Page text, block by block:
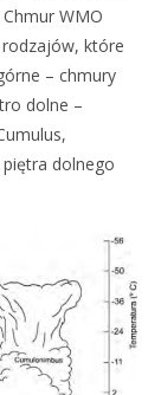
WMO
rodzajów, które
– chmury
dolne –
dolnego